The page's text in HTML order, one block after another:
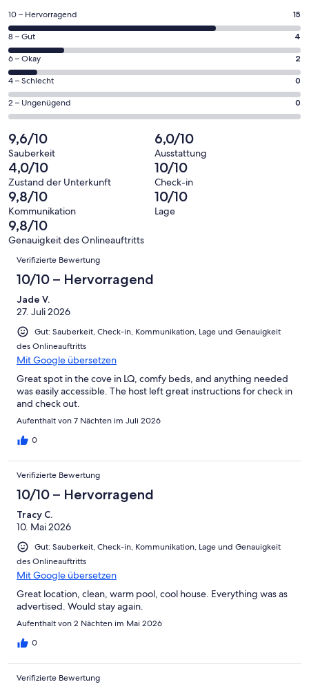
einem
neuen
Fenster
geöffnet
15
von
insgesamt
21
Gästebewertungen
haben
eine
Bewertung
von
10
-
Hervorragend
10 – Hervorragend 15
4
von
insgesamt
21
Gästebewertungen
haben
eine
Bewertung
von
8
-
Gut
8 – Gut 4
2
von
insgesamt
21
Gästebewertungen
haben
eine
Bewertung
von
6
-
Okay
6 – Okay 2
0
von
insgesamt
Gästebewertungen
haben
eine
Bewertung
von
4
-
Schlecht
4 – Schlecht 0
0
von
insgesamt
21
Gästebewertungen
haben
eine
Bewertung
von
2
-
Ungenügend
2 – Ungenügend 0
9,6/10
Sauberkeit
6,0/10
Ausstattung
4,0/10
Zustand der Unterkunft
10/10
Check-in
9,8/10
Kommunikation
10/10
Lage
9,8/10
Genauigkeit des Onlineauftritts
Bewertungen
Verifizierte Bewertung
10/10 – Hervorragend
Jade V.
27. Juli 2026
Gut: Sauberkeit, Check-in, Kommunikation, Lage und Genauigkeit
des Onlineauftritts
Mit Google übersetzen
Great spot in the cove in LQ, comfy beds, and anything needed
was easily accessible. The host left great instructions for check in
and check out.
Aufenthalt von 7 Nächten im Juli 2026
0
Verifizierte Bewertung
10/10 – Hervorragend
Tracy C.
10. Mai 2026
Gut: Sauberkeit, Check-in, Kommunikation, Lage und Genauigkeit
des Onlineauftritts
Mit Google übersetzen
Great location, clean, warm pool, cool house. Everything was as
advertised. Would stay again.
Aufenthalt von 2 Nächten im Mai 2026
0
Verifizierte Bewertung